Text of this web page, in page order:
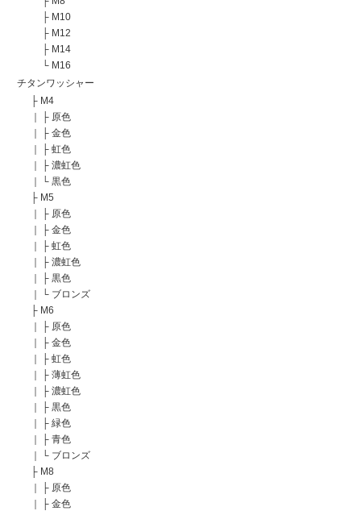
├ M10
├ M12
├ M14
└ M16
チタンワッシャー
├ M4
｜
├ 原色
｜
├ 金色
｜
├ 虹色
｜
├ 濃虹色
｜
└ 黒色
├ M5
｜
├ 原色
｜
├ 金色
｜
├ 虹色
｜
├ 濃虹色
｜
├ 黒色
｜
└ ブロンズ
├ M6
｜
├ 原色
｜
├ 金色
｜
├ 虹色
｜
├ 薄虹色
｜
├ 濃虹色
｜
├ 黒色
｜
├ 緑色
｜
├ 青色
｜
└ ブロンズ
├ M8
｜
├ 原色
｜
├ 金色